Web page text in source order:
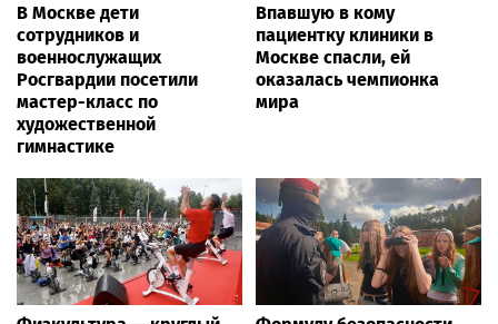
В Москве дети
сотрудников и
военнослужащих
Росгвардии посетили
мастер-класс по
художественной
гимнастике
Впавшую в кому
пациентку клиники в
Москве спасли, ей
оказалась чемпионка
мира